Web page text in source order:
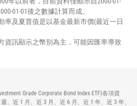
01-01後之數據計算而成。
率及夏普值是以基金最新市價(最近一日
資訊顯示之幣別為主，可能因匯率導致
Grade Corporate Bond Index ETF)各項資
、近 1 月、近 3 月、近 6 月、近 1 年、近 3 年、